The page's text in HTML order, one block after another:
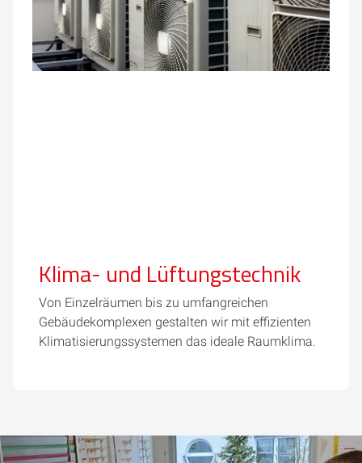
Klima- und Lüftungstechnik
Von Einzelräumen bis zu umfangreichen
Gebäudekomplexen gestalten wir mit effizienten
Klimatisierungssystemen das ideale Raumklima.